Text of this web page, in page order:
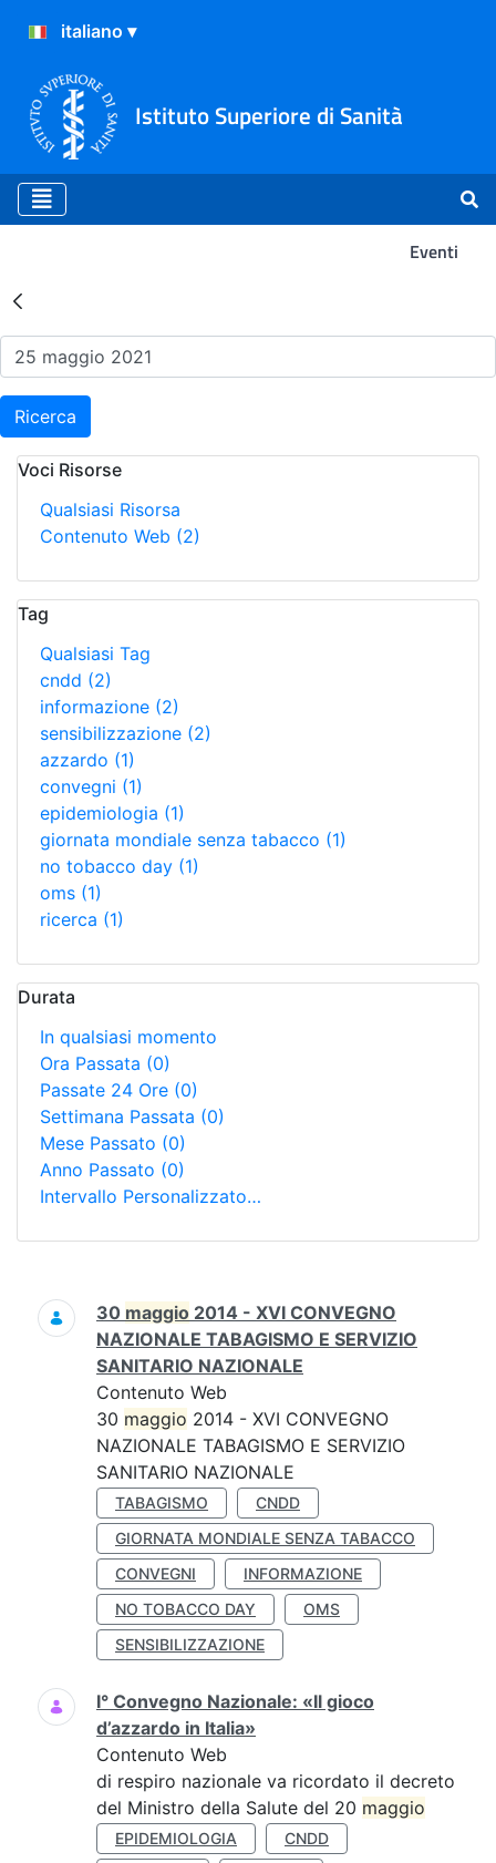
Istituto Superiore di Sanità
Eventi
Risultati della Ricerca -
Ricerca
Voci Risorse
Qualsiasi Risorsa
Contenuto Web (2)
Tag
Qualsiasi Tag
cndd (2)
informazione (2)
sensibilizzazione (2)
azzardo (1)
convegni (1)
epidemiologia (1)
giornata mondiale senza tabacco (1)
no tobacco day (1)
oms (1)
ricerca (1)
Durata
In qualsiasi momento
Ora Passata (0)
Passate 24 Ore (0)
Settimana Passata (0)
Mese Passato (0)
Anno Passato (0)
Intervallo Personalizzato…
Ricerca
30 maggio 2014 - XVI CONVEGNO
NAZIONALE TABAGISMO E SERVIZIO
SANITARIO NAZIONALE
Contenuto Web
30 maggio 2014 - XVI CONVEGNO
NAZIONALE TABAGISMO E SERVIZIO
SANITARIO NAZIONALE
TABAGISMO
CNDD
GIORNATA MONDIALE SENZA TABACCO
CONVEGNI
INFORMAZIONE
NO TOBACCO DAY
OMS
SENSIBILIZZAZIONE
I° Convegno Nazionale: «Il gioco
d’azzardo in Italia»
Contenuto Web
di respiro nazionale va ricordato il decreto
del Ministro della Salute del 20 maggio
EPIDEMIOLOGIA
CNDD